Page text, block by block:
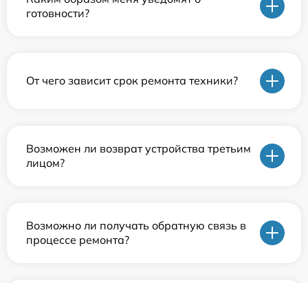
готовности?
От чего зависит срок ремонта техники?
Возможен ли возврат устройства третьим
лицом?
Возможно ли получать обратную связь в
процессе ремонта?